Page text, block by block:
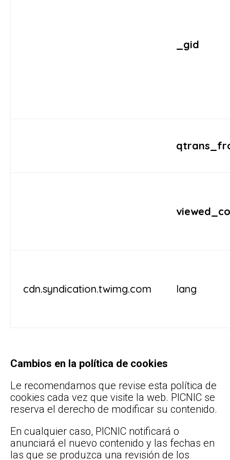
_gid
cdn.syndication.twimg.com lang
Cambios en la política de cookies
Le recomendamos que revise esta política de
cookies cada vez que visite la web. PICNIC se
reserva el derecho de modificar su contenido.
En cualquier caso, PICNIC notificará o
anunciará el nuevo contenido y las fechas en
las que se produzca una revisión de los